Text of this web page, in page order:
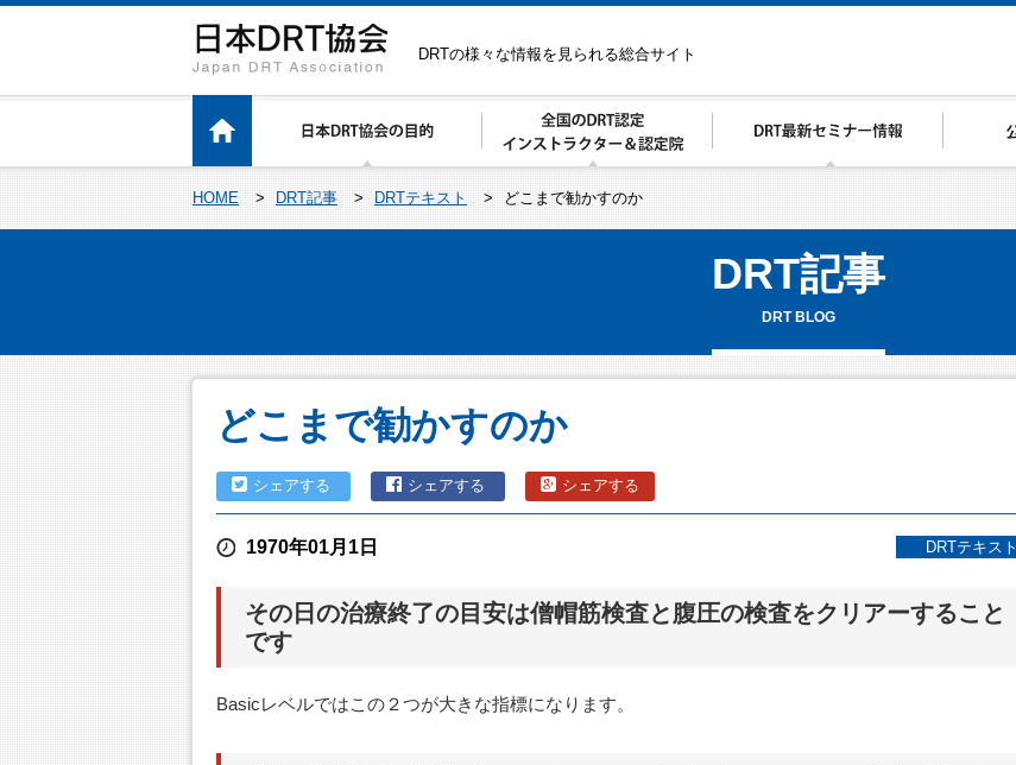
DRTの様々な情報を見られる総合サイト
HOME > DRT記事 > DRTテキスト > どこまで勧かすのか
DRT記事
DRT BLOG
どこまで勧かすのか
シェアする シェアする シェアする
1970年01月1日 DRTテキスト
その日の治療終了の目安は僧帽筋検査と腹圧の検査をクリアーすること
です
Basicレベルではこの２つが大きな指標になります。